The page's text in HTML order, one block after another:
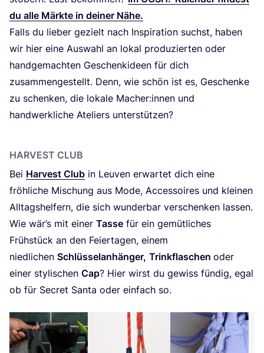
du alle Märk­te in dei­ner Nähe.
Falls du lie­ber gezielt nach Inspi­ra­ti­on suchst, haben
wir hier eine Aus­wahl an lokal pro­du­zier­ten oder
hand­ge­mach­ten Geschenk­ideen für dich
zusam­men­ge­stellt. Denn, wie schön ist es, Geschen­ke
zu schen­ken, die loka­le Macher:innen und
hand­werk­li­che Ate­liers unterstützen?
HAR­VE­ST CLUB
Bei Har­ve­st Club in Leu­ven erwar­tet dich eine
fröh­li­che Mischung aus Mode, Acces­soires und klei­nen
All­tags­hel­fern, die sich wun­der­bar ver­schen­ken las­sen.
Wie wär’s mit einer Tas­se für ein gemüt­li­ches
Früh­stück an den Fei­er­ta­gen, einem
nied­li­chen Schlüs­sel­an­hän­ger, Trink­fla­schen oder
einer sty­li­schen Cap? Hier wirst du gewiss fün­dig, egal
ob für Secret San­ta oder ein­fach so.